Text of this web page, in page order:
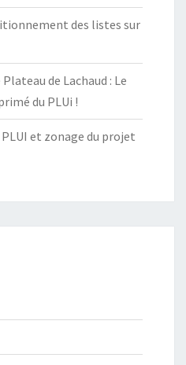
des listes sur
de Lachaud : Le
du PLUi !
et zonage du projet